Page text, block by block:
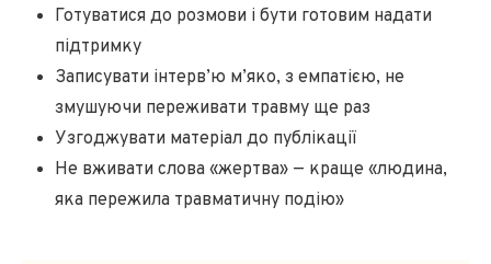
Готуватися до розмови і бути готовим надати
підтримку
Записувати інтерв’ю м’яко, з емпатією, не
змушуючи переживати травму ще раз
Узгоджувати матеріал до публікації
Не вживати слова «жертва» — краще «людина,
яка пережила травматичну подію»